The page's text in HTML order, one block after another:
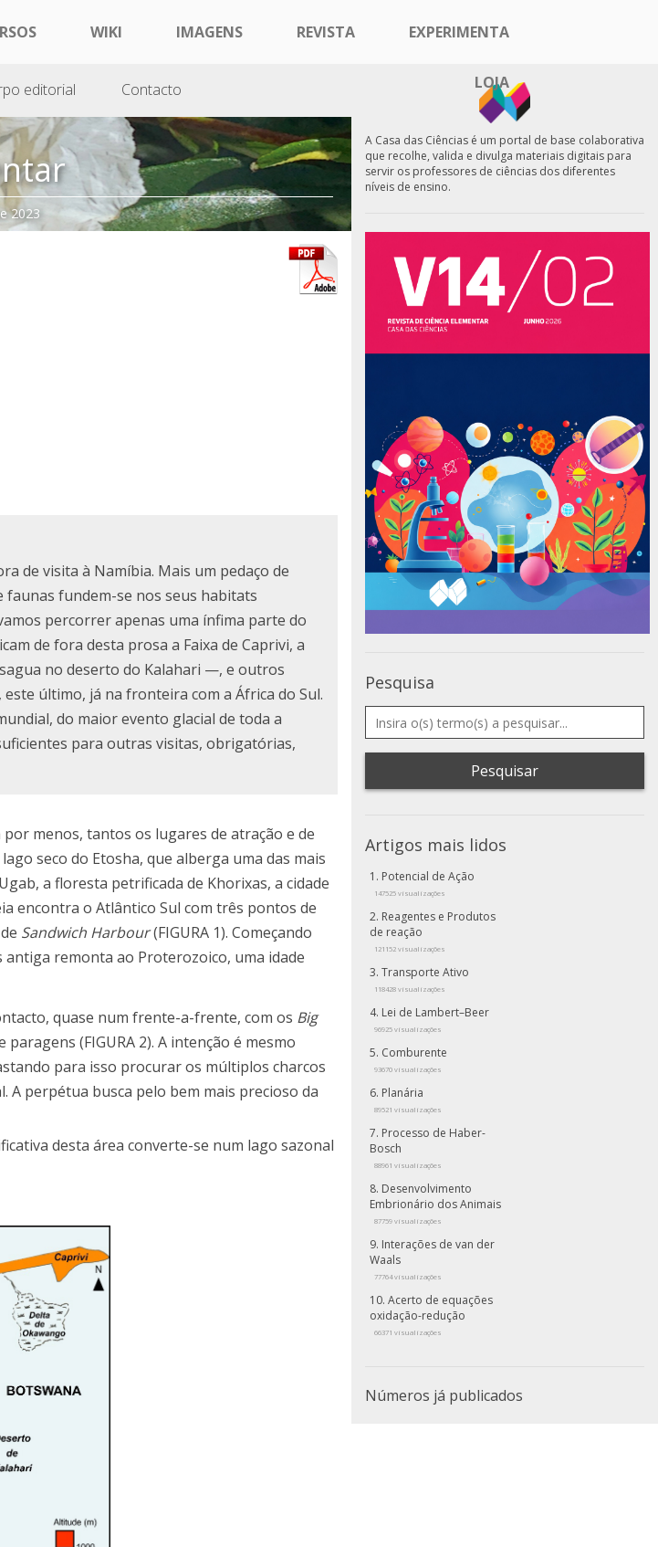
WIKI IMAGENS REVISTA EXPERIMENTA
LOJA
editorial Contacto
2023
de visita à Namíbia. Mais um pedaço de
faunas fundem-se nos seus habitats
percorrer apenas uma ínfima parte do
de fora desta prosa a Faixa de Caprivi, a
no deserto do Kalahari —, e outros
último, já na fronteira com a África do Sul.
do maior evento glacial de toda a
para outras visitas, obrigatórias,
menos, tantos os lugares de atração e de
seco do Etosha, que alberga uma das mais
a floresta petrificada de Khorixas, a cidade
encontra o Atlântico Sul com três pontos de
Sandwich Harbour(FIGURA 1). Começando
remonta ao Proterozoico, uma idade
quase num frente-a-frente, com os Big
(FIGURA 2). A intenção é mesmo
para isso procurar os múltiplos charcos
A perpétua busca pelo bem mais precioso da
desta área converte-se num lago sazonal
A Casa das Ciências é um portal de base colaborativa
que recolhe, valida e divulga materiais digitais para
servir os professores de ciências dos diferentes
níveis de ensino.
Pesquisa
Pesquisar
Artigos mais lidos
Potencial de Ação
147525 visualizações
Reagentes e Produtos
de reação
121152 visualizações
Transporte Ativo
118428 visualizações
Lei de Lambert–Beer
96925 visualizações
Comburente
93670 visualizações
Planária
89521 visualizações
Processo de Haber-
Bosch
88961 visualizações
Desenvolvimento
Embrionário dos Animais
87759 visualizações
Interações de van der
Waals
77764 visualizações
Acerto de equações
oxidação-redução
66371 visualizações
Números já publicados